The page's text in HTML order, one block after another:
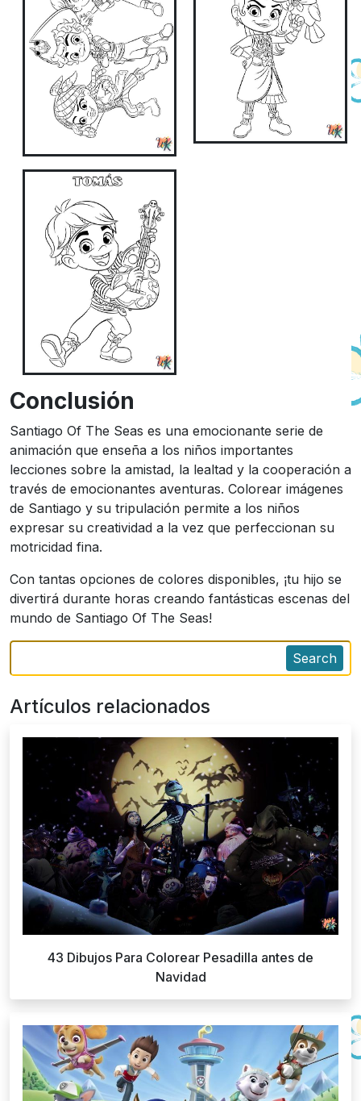
Conclusión
Santiago Of The Seas es una emocionante serie de
animación que enseña a los niños importantes
lecciones sobre la amistad, la lealtad y la cooperación a
través de emocionantes aventuras. Colorear imágenes
de Santiago y su tripulación permite a los niños
expresar su creatividad a la vez que perfeccionan su
motricidad fina.
Con tantas opciones de colores disponibles, ¡tu hijo se
divertirá durante horas creando fantásticas escenas del
mundo de Santiago Of The Seas!
Search
Artículos relacionados
43 Dibujos Para Colorear Pesadilla antes de
Navidad